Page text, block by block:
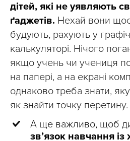
дітей, які не уявляють
ґаджетів. Нехай вони
будують, рахують у
калькуляторі. Нічого
якщо учень чи учениця
на папері, а на екрані
однаково треба знати,
як знайти точку перетину.
А ще важливо, щоб
зв’язок навчання із